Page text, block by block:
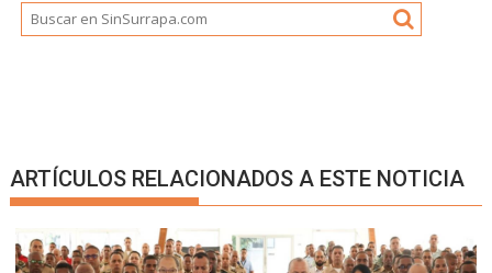
ARTÍCULOS RELACIONADOS A ESTE NOTICIA